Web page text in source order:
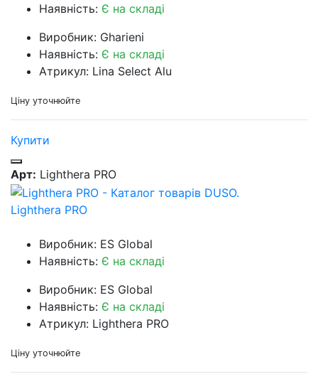
Наявність: Є на складі
Виробник: Gharieni
Наявність: Є на складі
Атрикул: Lina Select Alu
Ціну уточнюйте
Купити
Арт: Lighthera PRO
Lighthera PRO
Виробник: ES Global
Наявність: Є на складі
Виробник: ES Global
Наявність: Є на складі
Атрикул: Lighthera PRO
Ціну уточнюйте